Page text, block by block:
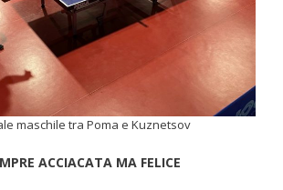
maschile tra Poma e Kuznetsov
ACCIACATA MA FELICE